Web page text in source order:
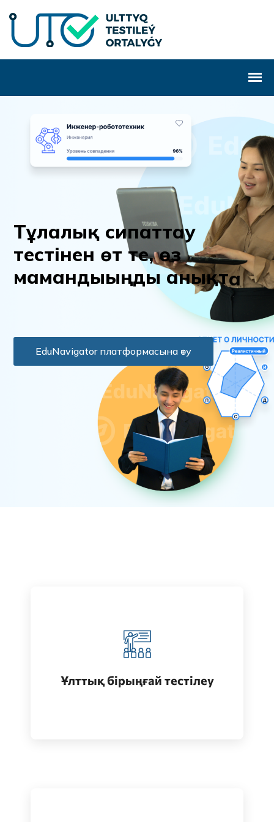
Тұлалық сипаттау
тестінен өт те, өз
мамандыыңды анықта
EduNavigator платформасына өту
Ұлттық бірыңғай тестілеу
Қазақстанда жоғары білім алу
(бакалавриат)
Өту